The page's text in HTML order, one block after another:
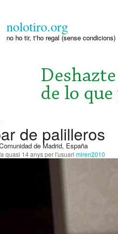
nolotiro.org
no ho tir, t'ho regal (sense condicions)
de palilleros
de Madrid, España
quasi 14 anysper l'usuari miren2010